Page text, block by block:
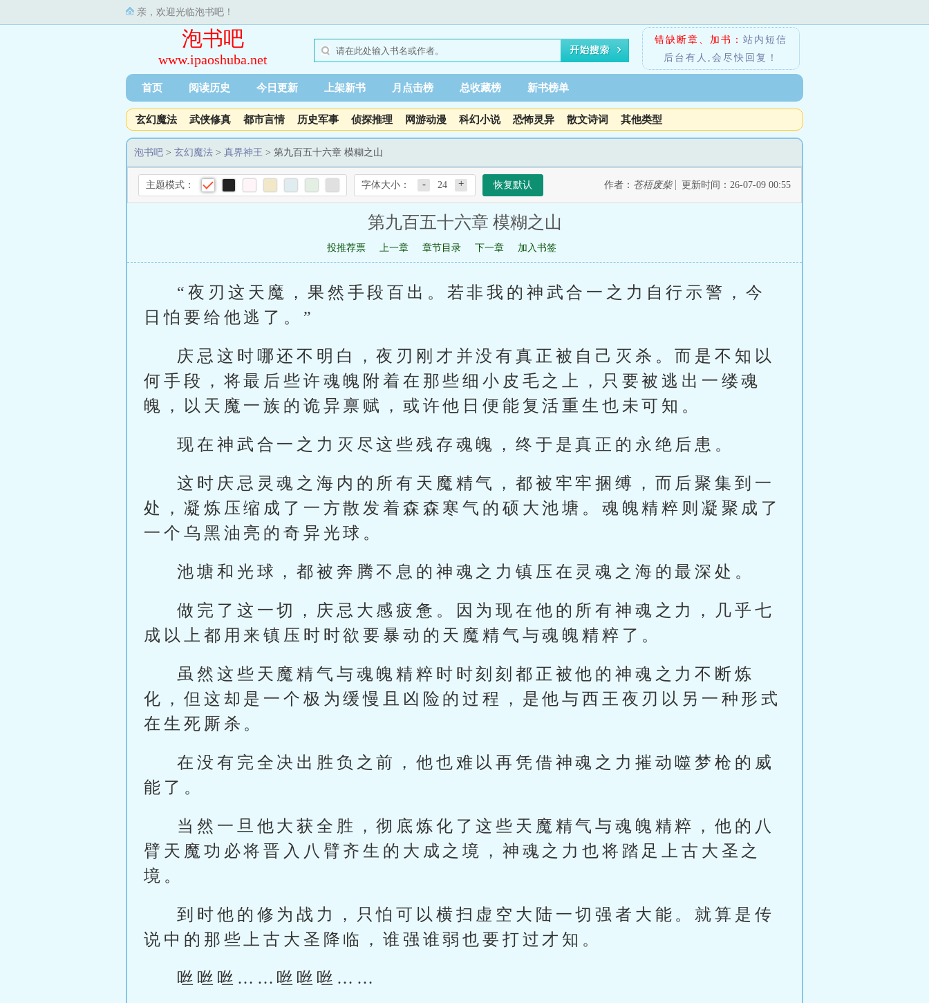
亲，欢迎光临泡书吧！
泡书吧
www.ipaoshuba.net
错缺断章、加书： 站内短信
后台有人,会尽快回复！
首页 阅读历史 今日更新 上架新书 月点击榜 总收藏榜 新书榜单
玄幻魔法 武侠修真 都市言情 历史军事 侦探推理 网游动漫 科幻小说 恐怖灵异 散文诗词 其他类型
泡书吧 > 玄幻魔法 > 真界神王 > 第九百五十六章 模糊之山
主题模式： 字体大小： - 24 + 恢复默认 作者： 苍梧废柴 更新时间：26-07-09 00:55
第九百五十六章 模糊之山
投推荐票 上一章 章节目录 下一章 加入书签
“夜刃这天魔，果然手段百出。若非我的神武合一之力自行示警，今
日怕要给他逃了。”
庆忌这时哪还不明白，夜刃刚才并没有真正被自己灭杀。而是不知以
何手段，将最后些许魂魄附着在那些细小皮毛之上，只要被逃出一缕魂
魄，以天魔一族的诡异禀赋，或许他日便能复活重生也未可知。
现在神武合一之力灭尽这些残存魂魄，终于是真正的永绝后患。
这时庆忌灵魂之海内的所有天魔精气，都被牢牢捆缚，而后聚集到一
处，凝炼压缩成了一方散发着森森寒气的硕大池塘。魂魄精粹则凝聚成了
一个乌黑油亮的奇异光球。
池塘和光球，都被奔腾不息的神魂之力镇压在灵魂之海的最深处。
做完了这一切，庆忌大感疲惫。因为现在他的所有神魂之力，几乎七
成以上都用来镇压时时欲要暴动的天魔精气与魂魄精粹了。
虽然这些天魔精气与魂魄精粹时时刻刻都正被他的神魂之力不断炼
化，但这却是一个极为缓慢且凶险的过程，是他与西王夜刃以另一种形式
在生死厮杀。
在没有完全决出胜负之前，他也难以再凭借神魂之力摧动噬梦枪的威
能了。
当然一旦他大获全胜，彻底炼化了这些天魔精气与魂魄精粹，他的八
臂天魔功必将晋入八臂齐生的大成之境，神魂之力也将踏足上古大圣之
境。
到时他的修为战力，只怕可以横扫虚空大陆一切强者大能。就算是传
说中的那些上古大圣降临，谁强谁弱也要打过才知。
咝咝咝……咝咝咝……